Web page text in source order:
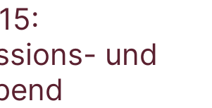
und